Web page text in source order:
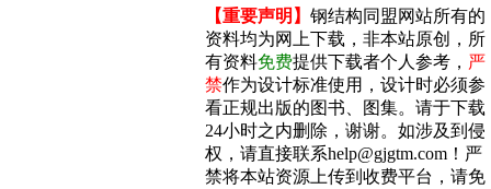
【重要声明】 钢结构同盟网站所有的
资料均为网上下载，非本站原创，所
有资料免费提供下载者个人参考， 严
禁作为设计标准使用，设计时必须参
看正规出版的图书、图集。请于下载
24小时之内删除，谢谢。如涉及到侵
权，请直接联系help@gjgtm.com！严
禁将本站资源上传到收费平台，请免